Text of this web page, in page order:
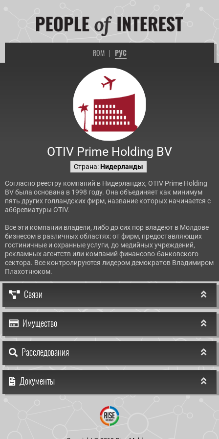
ROM | РУС
OTIV Prime Holding BV
Страна:Нидерланды
Согласно реестру компаний в Нидерландах, OTIV Prime Holding
BV была основана в 1998 году. Она объединяет как минимум
пять других голландских фирм, название которых начинается с
аббревиатуры OTIV.
Все эти компании владели, либо до сих пор владеют в Молдове
бизнесом в различных областях: от фирм, предоставляющих
гостиничные и охранные услуги, до медийных учреждений,
рекламных агентств или компаний финансово-банковского
сектора. Все контролируются лидером демократов Владимиром
Плахотнюком.
Связи
Имущество
Расследования
Документы